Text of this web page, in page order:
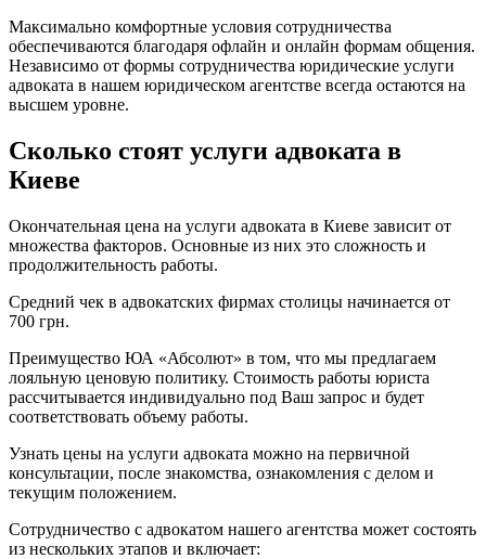
Максимально комфортные условия сотрудничества
обеспечиваются благодаря офлайн и онлайн формам общения.
Независимо от формы сотрудничества юридические услуги
адвоката в нашем юридическом агентстве всегда остаются на
высшем уровне.
Сколько стоят услуги адвоката в
Киеве
Окончательная цена на услуги адвоката в Киеве зависит от
множества факторов. Основные из них это сложность и
продолжительность работы.
Средний чек в адвокатских фирмах столицы начинается от
700 грн.
Преимущество ЮА «Абсолют» в том, что мы предлагаем
лояльную ценовую политику. Стоимость работы юриста
рассчитывается индивидуально под Ваш запрос и будет
соответствовать объему работы.
Узнать цены на услуги адвоката можно на первичной
консультации, после знакомства, ознакомления с делом и
текущим положением.
Сотрудничество с адвокатом нашего агентства может состоять
из нескольких этапов и включает: